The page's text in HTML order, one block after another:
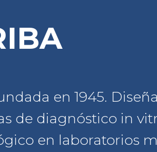
en 1945.
de diagnóstico in
en laboratorios